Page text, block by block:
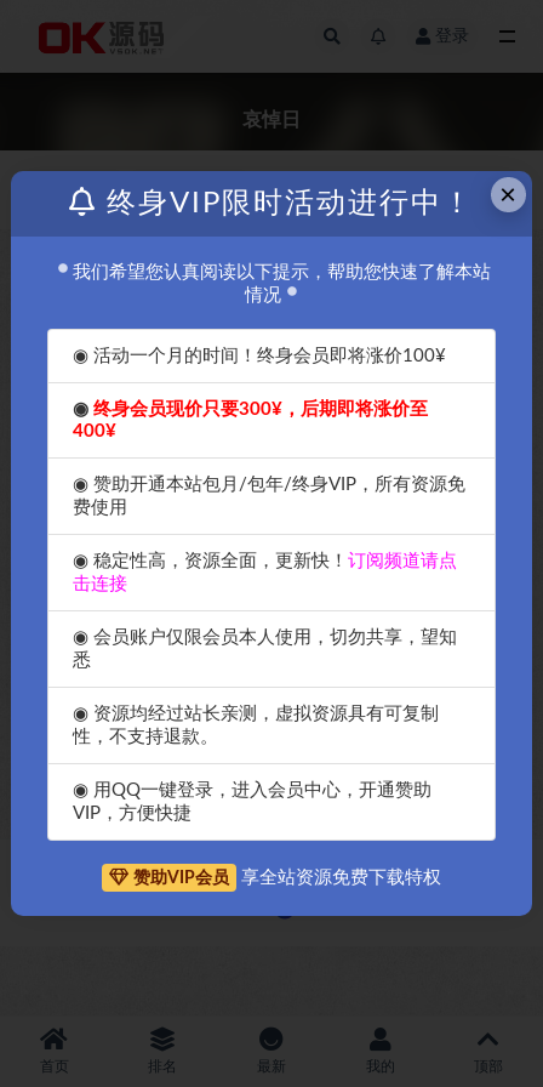
登录
哀悼日
价格 发布日期
2022年12月6日哀悼日，为什么
多家游戏公司和公共娱乐停止
24小时-OK源码中国
2022年12月5日哀悼日，黑白色
的网站看起来太影响用户体验，
2022年12月4日哀悼日据说，
DedeCMS创始人林学先生(IT柏
今天是2022年12月1日哀悼日，
Copyright © 2018-2026 OK源码中国资源网 -All rights reserved|
首页 排名 最新 我的 顶部
×
终身VIP限时活动进行中！
我们希望您认真阅读以下提示，帮助您快速了解本站
情况
◉ 活动一个月的时间！终身会员即将涨价100¥
◉终身会员现价只要300¥，后期即将涨价至
400¥
◉ 赞助开通本站包月/包年/终身VIP，所有资源免
费使用
◉ 稳定性高，资源全面，更新快！订阅频道请点
击连接
◉ 会员账户仅限会员本人使用，切勿共享，望知
悉
◉ 资源均经过站长亲测，虚拟资源具有可复制
性，不支持退款。
◉ 用QQ一键登录，进入会员中心，开通赞助
VIP，方便快捷
赞助VIP会员 享全站资源免费下载特权